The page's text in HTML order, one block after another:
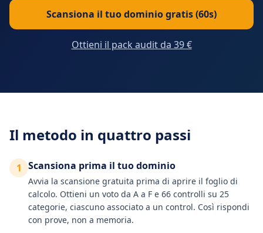
Scansiona il tuo dominio gratis (60s)
Ottieni il pack audit da 39 €
Il metodo in quattro passi
1 Scansiona prima il tuo dominio
Avvia la scansione gratuita prima di aprire il foglio di
calcolo. Ottieni un voto da A a F e 66 controlli su 25
categorie, ciascuno associato a un control. Così rispondi
con prove, non a memoria.